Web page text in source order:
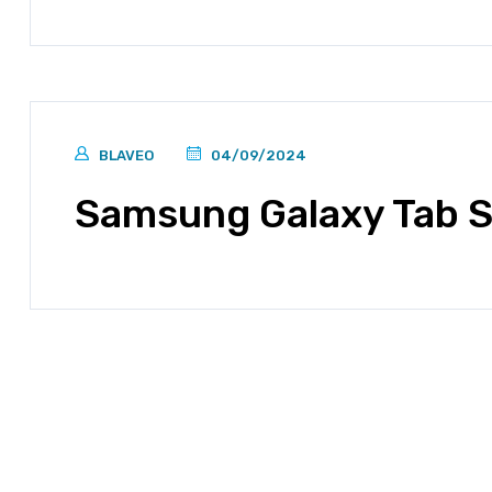
BLAVEO 04/09/2024
Samsung Galaxy Tab